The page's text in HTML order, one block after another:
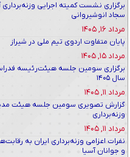
برگزاری نشست کمیته اجرایی وزنه‌برداری
سجاد انوشیروانی
مرداد ۱۶, ۱۴۰۵
پایان متفاوت اردوی تیم ملی در شیراز
مرداد ۱۵, ۱۴۰۵
برگزاری سومین جلسه هیئت‌رئیسه
سال ۱۴۰۵
مرداد ۱۱, ۱۴۰۵
گزارش تصویری سومین جلسه هیئت
وزنه‌برداری
مرداد ۱۱, ۱۴۰۵
نفرات اعزامی وزنه‌برداری ایران به
و جوانان آسیا